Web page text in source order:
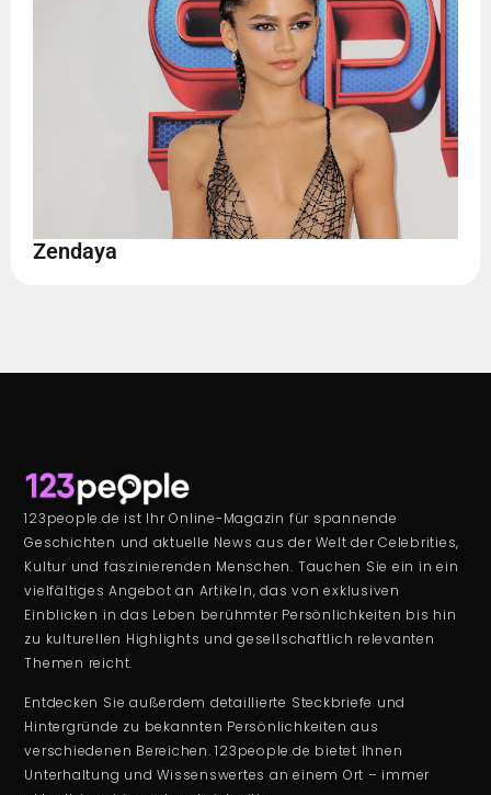
Zendaya
123people.de ist Ihr Online-Magazin für spannende
Geschichten und aktuelle News aus der Welt der Celebrities,
Kultur und faszinierenden Menschen. Tauchen Sie ein in ein
vielfältiges Angebot an Artikeln, das von exklusiven
Einblicken in das Leben berühmter Persönlichkeiten bis hin
zu kulturellen Highlights und gesellschaftlich relevanten
Themen reicht.
Entdecken Sie außerdem detaillierte Steckbriefe und
Hintergründe zu bekannten Persönlichkeiten aus
verschiedenen Bereichen. 123people.de bietet Ihnen
Unterhaltung und Wissenswertes an einem Ort – immer